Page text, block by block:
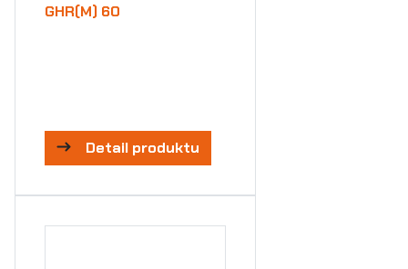
GHR(M) 60
Detail produktu